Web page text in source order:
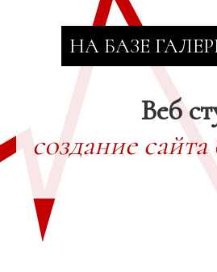
НА БАЗЕ
Веб
создание